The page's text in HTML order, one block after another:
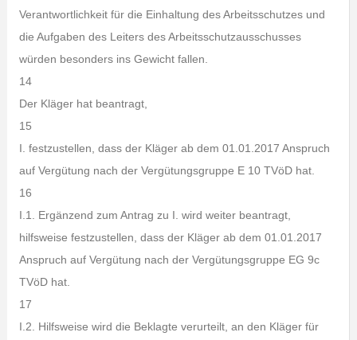
Verantwortlichkeit für die Einhaltung des Arbeitsschutzes und
die Aufgaben des Leiters des Arbeitsschutzausschusses
würden besonders ins Gewicht fallen.
14
Der Kläger hat beantragt,
15
I. festzustellen, dass der Kläger ab dem 01.01.2017 Anspruch
auf Vergütung nach der Vergütungsgruppe E 10 TVöD hat.
16
I.1. Ergänzend zum Antrag zu I. wird weiter beantragt,
hilfsweise festzustellen, dass der Kläger ab dem 01.01.2017
Anspruch auf Vergütung nach der Vergütungsgruppe EG 9c
TVöD hat.
17
I.2. Hilfsweise wird die Beklagte verurteilt, an den Kläger für